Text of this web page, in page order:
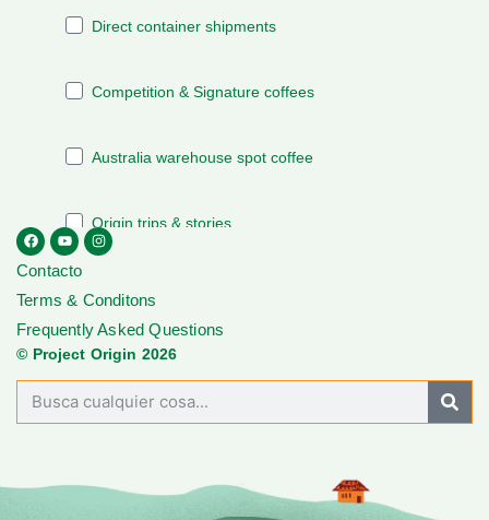
Contacto
Terms & Conditons
Frequently Asked Questions
© Project Origin 2026